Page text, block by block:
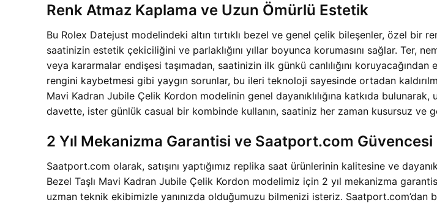
Renk Atmaz Kaplama ve Uzun Ömürlü Estetik
Bu Rolex Datejust modelindeki altın tırtıklı bezel ve genel çelik bileşenler, özel bir
saatinizin estetik çekiciliğini ve parlaklığını yıllar boyunca korumasını sağlar. Ter,
veya kararmalar endişesi taşımadan, saatinizin ilk günkü canlılığını
rengini kaybetmesi gibi yaygın sorunlar, bu ileri teknoloji sayesinde ortadan
Mavi Kadran Jubile Çelik Kordon modelinin genel dayanıklılığına katkıda bulunarak,
davette, ister günlük casual bir kombinde kullanın, saatiniz her zaman kusursuz ve
2 Yıl Mekanizma Garantisi ve Saatport.com Güvencesi
Saatport.com olarak, satışını yaptığımız replika saat ürünlerinin kalitesine ve
Bezel Taşlı Mavi Kadran Jubile Çelik Kordon modelimiz için 2 yıl mekanizma
uzman teknik ekibimizle yanınızda olduğumuzu bilmenizi isteriz.